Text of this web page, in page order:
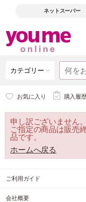
ネットスーパー
カテゴリー
お気に入り 購入履
申し訳ございません。
ご指定の商品は販売
品です。
ホームへ戻る
ご利用ガイド
会社概要